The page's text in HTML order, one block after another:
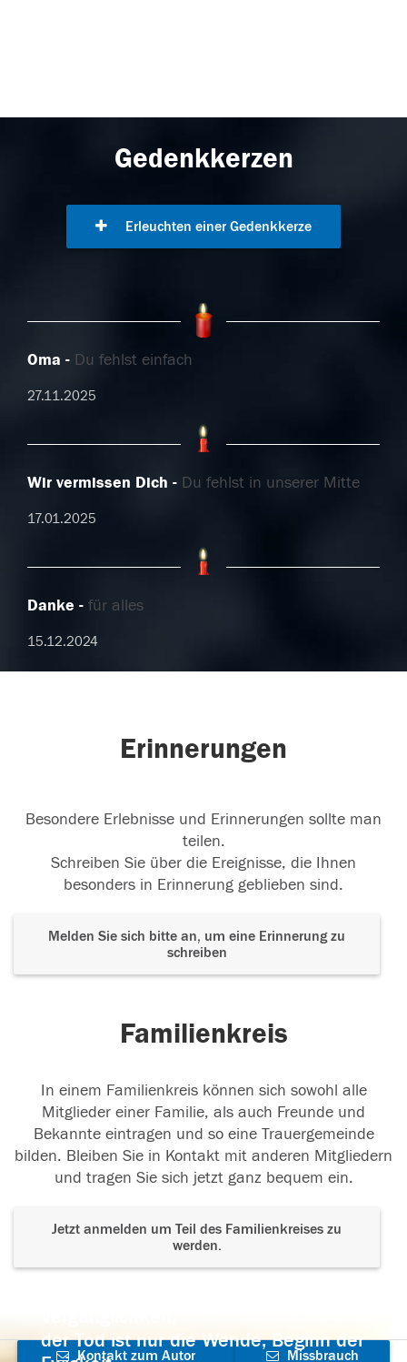
Gedenkkerzen
Erleuchten einer Gedenkkerze
Oma Du fehlst einfach
27.11.2025
Wir vermissen Dich Du fehlst in unserer Mitte
17.01.2025
Danke für alles
15.12.2024
Erinnerungen
Besondere Erlebnisse und Erinnerungen sollte man
teilen.
Schreiben Sie über die Ereignisse, die Ihnen
besonders in Erinnerung geblieben sind.
Melden Sie sich bitte an, um eine Erinnerung zu
schreiben
Familienkreis
In einem Familienkreis können sich sowohl alle
Mitglieder einer Familie, als auch Freunde und
Bekannte eintragen und so eine Trauergemeinde
bilden. Bleiben Sie in Kontakt mit anderen Mitgliedern
und tragen Sie sich jetzt ganz bequem ein.
Jetzt anmelden um Teil des Familienkreises zu
werden.
der Tod ist nur die Wende, Beginn der
Kontakt zum Autor Missbrauch